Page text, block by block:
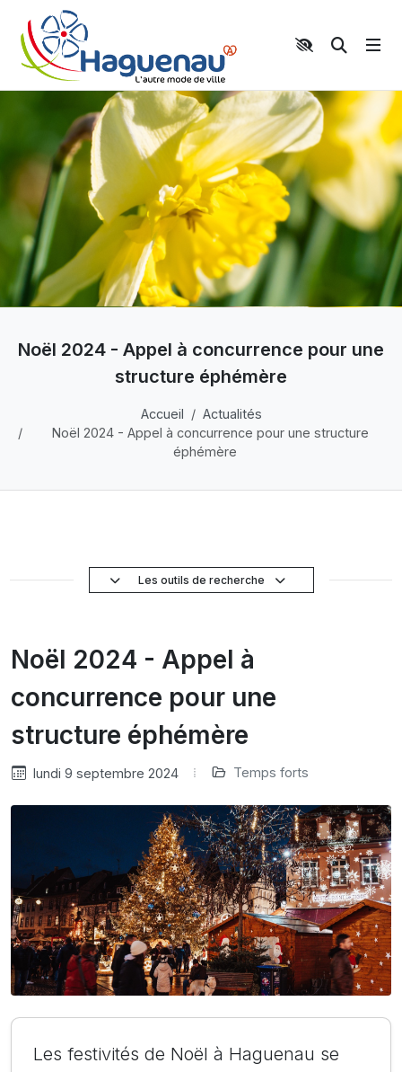
Panneau de gestion des cookies
Aller au contenu principal
Aller au menu
Aller au moteur de recherche
Moteur
Noël 2024 - Appel à concurrence pour une
structure éphémère
Accueil
Actualités
Noël 2024 - Appel à concurrence pour une structure
éphémère
Les outils de recherche
Noël 2024 - Appel à
concurrence pour une
structure éphémère
lundi 9 septembre 2024 Temps forts
Les festivités de Noël à Haguenau se